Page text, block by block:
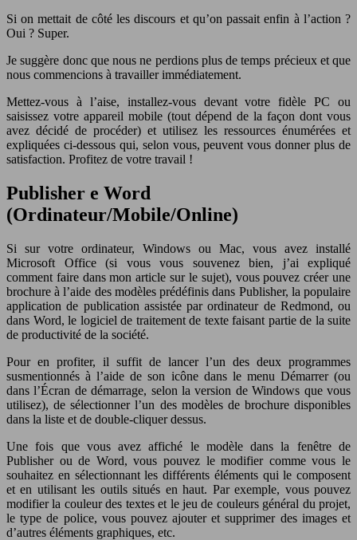
Si on mettait de côté les discours et qu’on passait enfin à l’action ?
Oui ? Super.
Je suggère donc que nous ne perdions plus de temps précieux et que
nous commencions à travailler immédiatement.
Mettez-vous à l’aise, installez-vous devant votre fidèle PC ou
saisissez votre appareil mobile (tout dépend de la façon dont vous
avez décidé de procéder) et utilisez les ressources énumérées et
expliquées ci-dessous qui, selon vous, peuvent vous donner plus de
satisfaction. Profitez de votre travail !
Publisher e Word
(Ordinateur/Mobile/Online)
Si sur votre ordinateur, Windows ou Mac, vous avez installé
Microsoft Office (si vous vous souvenez bien, j’ai expliqué
comment faire dans mon article sur le sujet), vous pouvez créer une
brochure à l’aide des modèles prédéfinis dans Publisher, la populaire
application de publication assistée par ordinateur de Redmond, ou
dans Word, le logiciel de traitement de texte faisant partie de la suite
de productivité de la société.
Pour en profiter, il suffit de lancer l’un des deux programmes
susmentionnés à l’aide de son icône dans le menu Démarrer (ou
dans l’Écran de démarrage, selon la version de Windows que vous
utilisez), de sélectionner l’un des modèles de brochure disponibles
dans la liste et de double-cliquer dessus.
Une fois que vous avez affiché le modèle dans la fenêtre de
Publisher ou de Word, vous pouvez le modifier comme vous le
souhaitez en sélectionnant les différents éléments qui le composent
et en utilisant les outils situés en haut. Par exemple, vous pouvez
modifier la couleur des textes et le jeu de couleurs général du projet,
le type de police, vous pouvez ajouter et supprimer des images et
d’autres éléments graphiques, etc.